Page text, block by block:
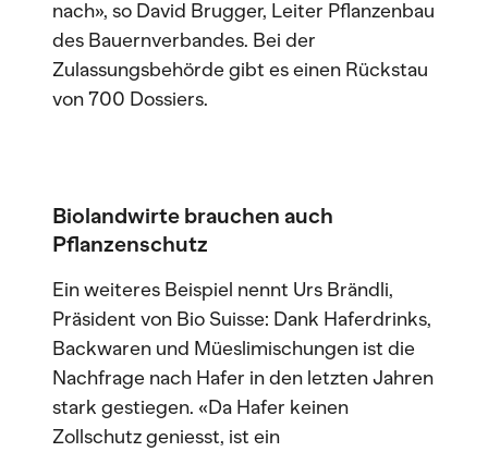
nach», so David Brugger, Leiter Pflanzenbau
des Bauernverbandes. Bei der
Zulassungsbehörde gibt es einen Rückstau
von 700 Dossiers.
Biolandwirte brauchen auch
Pflanzenschutz
Ein weiteres Beispiel nennt Urs Brändli,
Präsident von Bio Suisse: Dank Haferdrinks,
Backwaren und Müeslimischungen ist die
Nachfrage nach Hafer in den letzten Jahren
stark gestiegen. «Da Hafer keinen
Zollschutz geniesst, ist ein